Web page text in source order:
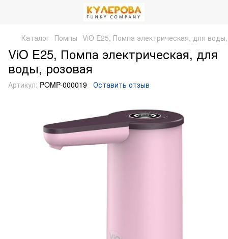
Каталог Помпы ViO E25, Помпа электрическая, для
ViO E25, Помпа электрическая, для
воды, розовая
Артикул: POMP-000019 Оставить отзыв